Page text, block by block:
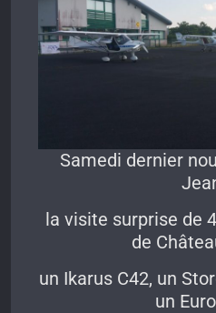
Samedi dernier
la visite surprise de
de
un Ikarus C42, un
un